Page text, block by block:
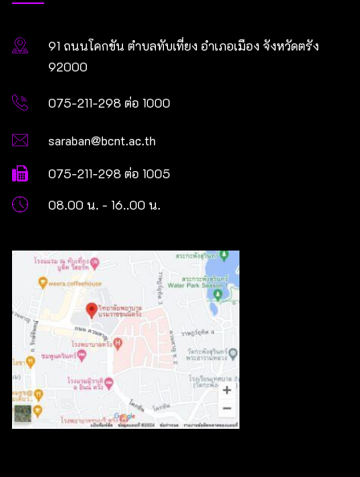
91 ถนนโคกขัน ตำบลทับเที่ยง อำเภอเมือง จังหวัดตรัง
92000
075-211-298 ต่อ 1000
saraban@bcnt.ac.th
075-211-298 ต่อ 1005
08.00 น. - 16..00 น.